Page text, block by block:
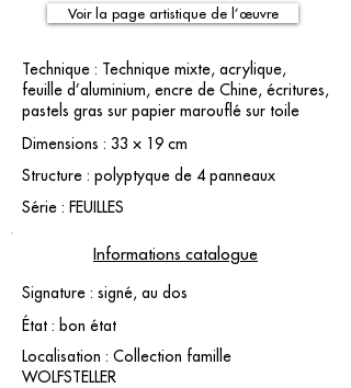
Voir la page artistique de l’œuvre
Technique : Technique mixte, acrylique,
feuille d’aluminium, encre de Chine, écritures,
pastels gras sur papier marouflé sur toile
Dimensions : 33 × 19 cm
Structure : polyptyque de 4 panneaux
Série : FEUILLES
Informations catalogue
Signature : signé, au dos
État : bon état
Localisation : Collection famille
WOLFSTELLER